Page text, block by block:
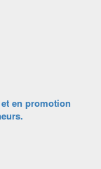
en promotion